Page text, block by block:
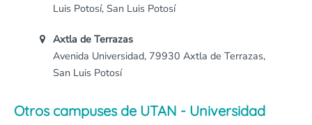
Luis Potosí, San Luis Potosí
Axtla de Terrazas
Avenida Universidad, 79930 Axtla de Terrazas,
San Luis Potosí
Otros campuses de UTAN - Universidad